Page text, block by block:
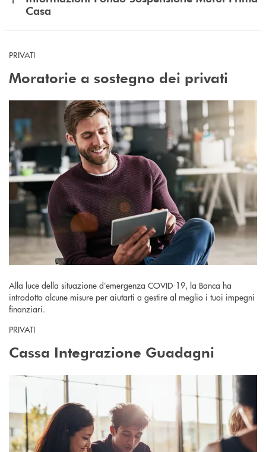
Casa
PRIVATI
Moratorie a sostegno dei privati
Alla luce della situazione d’emergenza COVID-19, la Banca ha
introdotto alcune misure per aiutarti a gestire al meglio i tuoi impegni
finanziari.
PRIVATI
Cassa Integrazione Guadagni